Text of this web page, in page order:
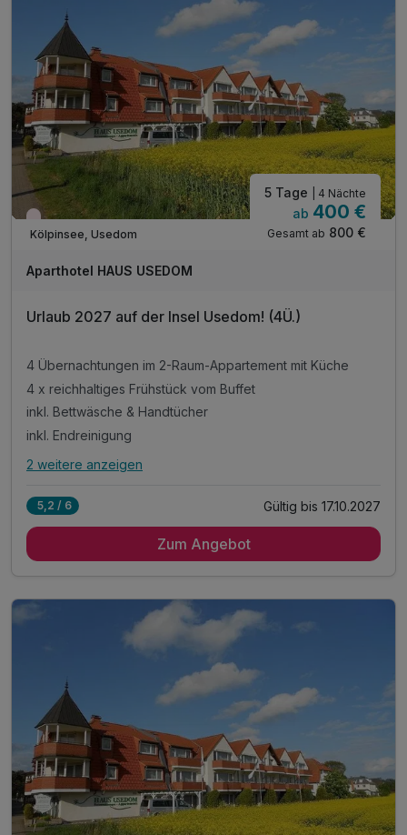
Wieder frei ab März
Kölpinsee, Usedom
5 Tage | 4 Nächte
ab 400 €
Gesamt ab 800 €
Aparthotel HAUS USEDOM
Urlaub 2027 auf der Insel Usedom! (4Ü.)
4 Übernachtungen im 2-Raum-Appartement mit Küche
4 x reichhaltiges Frühstück vom Buffet
inkl. Bettwäsche & Handtücher
inkl. Endreinigung
Alle Inklusivleistungen
4 x reichhaltiges Frühstück vom Buffet
inkl. Gas/Wasser/Strom
2 weitere anzeigen
5,2 / 6 Gültig bis 17.10.2027
Zum Angebot